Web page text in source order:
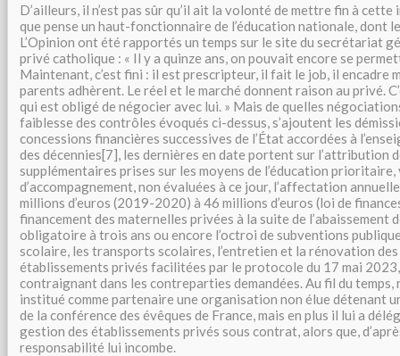
D’ailleurs, il n’est pas sûr qu’il ait la volonté de mettre fin à
que pense un haut-fonctionnaire de l’éducation nationale, dont
L’Opinion ont été rapportés un temps sur le site du secrétariat
privé catholique : « Il y a quinze ans, on pouvait encore se
Maintenant, c’est fini : il est prescripteur, il fait le job, il encadre
parents adhèrent. Le réel et le marché donnent raison au privé.
qui est obligé de négocier avec lui. » Mais de quelles
faiblesse des contrôles évoqués ci-dessus, s’ajoutent les
concessions financières successives de l’État accordées à
des décennies[7], les dernières en date portent sur l’attribution
supplémentaires prises sur les moyens de l’éducation
d’accompagnement, non évaluées à ce jour, l’affectation
millions d’euros (2019-2020) à 46 millions d’euros (loi de
financement des maternelles privées à la suite de l’abaissement
obligatoire à trois ans ou encore l’octroi de subventions
scolaire, les transports scolaires, l’entretien et la rénovation
établissements privés facilitées par le protocole du 17 mai
contraignant dans les contreparties demandées. Au fil du temps,
institué comme partenaire une organisation non élue détenant
de la conférence des évêques de France, mais en plus il lui a
gestion des établissements privés sous contrat, alors que,
responsabilité lui incombe.